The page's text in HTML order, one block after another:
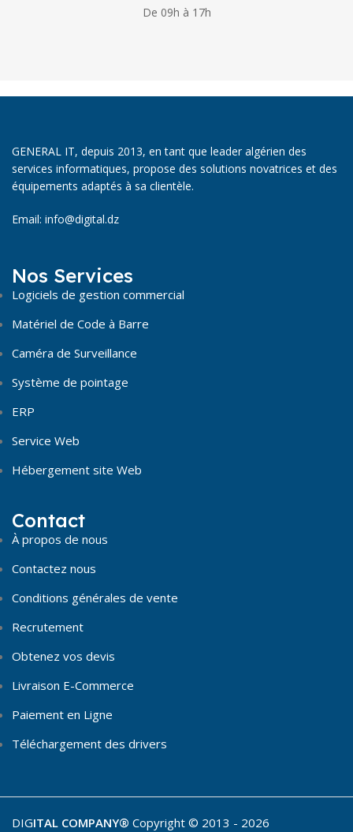
De 09h à 17h
GENERAL IT, depuis 2013, en tant que leader algérien des
services informatiques, propose des solutions novatrices et des
équipements adaptés à sa clientèle.
Email: info@digital.dz
Nos Services
Logiciels de gestion commercial
Matériel de Code à Barre
Caméra de Surveillance
Système de pointage
ERP
Service Web
Hébergement site Web
Contact
À propos de nous
Contactez nous
Conditions générales de vente
Recrutement
Obtenez vos devis
Livraison E-Commerce
Paiement en Ligne
Téléchargement des drivers
DIGITAL COMPANY® Copyright © 2013 - 2026